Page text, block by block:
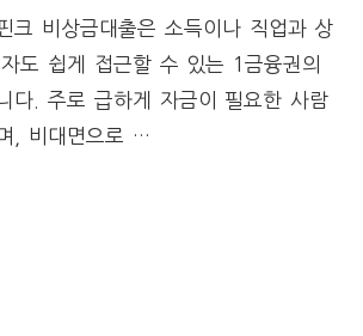
크 비상금대출은 소득이나 직업과 상
도 쉽게 접근할 수 있는 1금융권의
다. 주로 급하게 자금이 필요한 사람
, 비대면으로 …